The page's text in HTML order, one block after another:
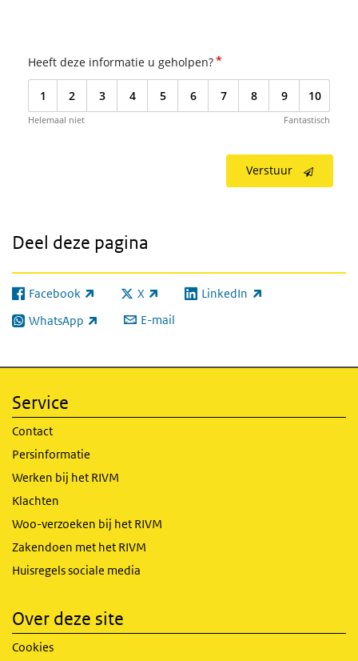
Heeft deze informatie u geholpen?*
1 2 3 4 5 6 7 8 9 10
Helemaal niet Fantastisch
Verstuur
Deel deze pagina
Facebook
(externe link) X
(externe link) LinkedIn
(externe link)
WhatsApp
(externe link) E-mail
Service
Contact
Persinformatie
Werken bij het RIVM
Klachten
Woo-verzoeken bij het RIVM
Zakendoen met het RIVM
Huisregels sociale media
Over deze site
Cookies